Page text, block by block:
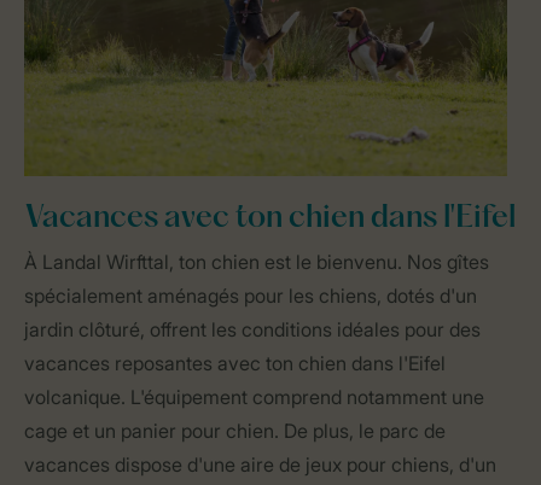
Vacances avec ton chien dans l'Eifel
À Landal Wirfttal, ton chien est le bienvenu. Nos gîtes
spécialement aménagés pour les chiens, dotés d'un
jardin clôturé, offrent les conditions idéales pour des
vacances reposantes avec ton chien dans l'Eifel
volcanique. L'équipement comprend notamment une
cage et un panier pour chien. De plus, le parc de
vacances dispose d'une aire de jeux pour chiens, d'un